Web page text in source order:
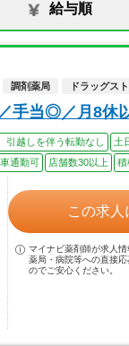
給与順
調剤薬局 ドラッグス
手当◎／月8
引越しを伴う転勤なし 土
車通勤可 店舗数30以上 積
この求人
マイナビ薬剤師が求人情
薬局・病院等への直接
のでご安心ください。